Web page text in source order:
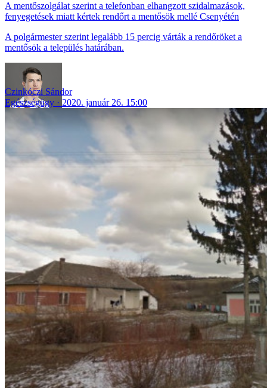
A mentőszolgálat szerint a telefonban elhangzott szidalmazások,
fenyegetések miatt kértek rendőrt a mentősök mellé Csenyétén
A polgármester szerint legalább 15 percig várták a rendőröket a
mentősök a település határában.
Czinkóczi Sándor
Egészségügy
2020. január 26. 15:00